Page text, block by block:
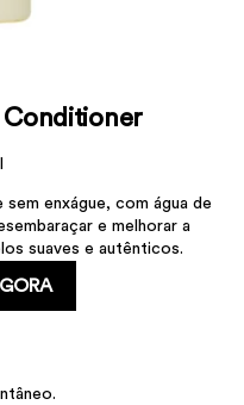
Conditioner
enxágue, com água de
e melhorar a
suaves e autênticos.